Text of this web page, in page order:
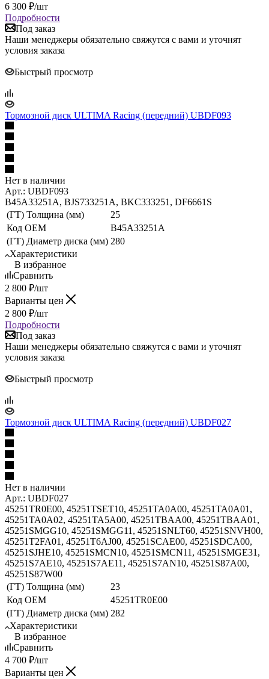
6 300 ₽/шт
Подробности
Под заказ
Наши менеджеры обязательно свяжутся с вами и уточнят
условия заказа
Быстрый просмотр
Тормозной диск ULTIMA Racing (передний) UBDF093
Нет в наличии
Арт.: UBDF093
B45A33251A, BJS733251A, BKC333251, DF6661S
(ГТ) Толщина (мм)
25
Код ОЕМ
B45A33251A
(ГТ) Диаметр диска (мм) 280
Характеристики
В избранное
Сравнить
2 800 ₽/шт
Варианты цен
2 800 ₽/шт
Подробности
Под заказ
Наши менеджеры обязательно свяжутся с вами и уточнят
условия заказа
Быстрый просмотр
Тормозной диск ULTIMA Racing (передний) UBDF027
Нет в наличии
Арт.: UBDF027
45251TR0E00, 45251TSET10, 45251TA0A00, 45251TA0A01,
45251TA0A02, 45251TA5A00, 45251TBAA00, 45251TBAA01,
45251SMGG10, 45251SMGG11, 45251SNLT60, 45251SNVH00,
45251T2FA01, 45251T6AJ00, 45251SCAE00, 45251SDCA00,
45251SJHE10, 45251SMCN10, 45251SMCN11, 45251SMGE31,
45251S7AE10, 45251S7AE11, 45251S7AN10, 45251S87A00,
45251S87W00
(ГТ) Толщина (мм)
23
Код ОЕМ
45251TR0E00
(ГТ) Диаметр диска (мм) 282
Характеристики
В избранное
Сравнить
4 700 ₽/шт
Варианты цен